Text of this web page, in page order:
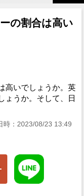
の割合は高い
高いでしょうか。英
ょうか。そして、日
時：2023/08/23 13:49